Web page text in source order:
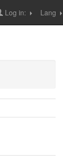
Lang
Log in: